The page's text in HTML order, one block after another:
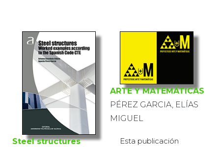
Steel structures
ARTE Y MATEMÁTICAS
PÉREZ GARCIA, ELÍAS
MIGUEL
Esta publicación